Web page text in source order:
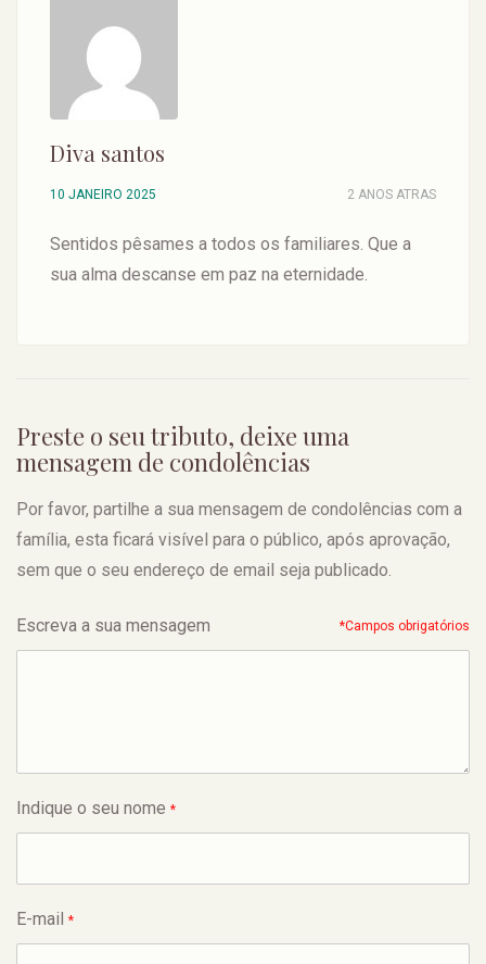
Diva santos
10 JANEIRO 2025 2 ANOS ATRAS
Sentidos pêsames a todos os familiares. Que a
sua alma descanse em paz na eternidade.
Preste o seu tributo, deixe uma
mensagem de condolências
Por favor, partilhe a sua mensagem de condolências com a
família, esta ficará visível para o público, após aprovação,
sem que o seu endereço de email seja publicado.
Escreva a sua mensagem *Campos obrigatórios
Indique o seu nome *
E-mail *